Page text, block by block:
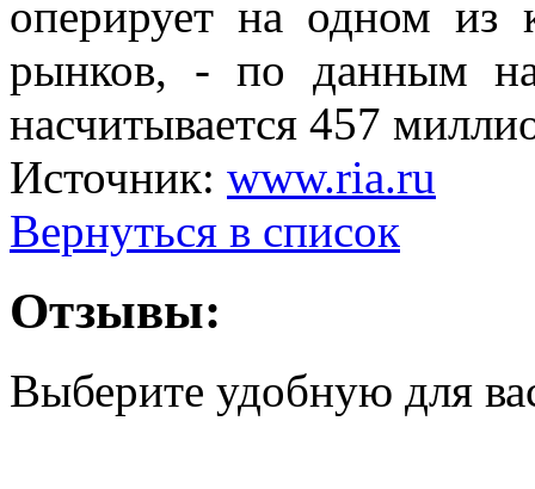
оперирует на одном из
рынков, - по данным
насчитывается 457
Источник: www.ria.ru
Вернуться в список
Отзывы:
Выберите удобную для